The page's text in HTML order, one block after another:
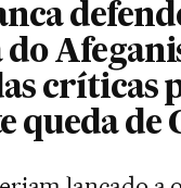
críticas
queda de